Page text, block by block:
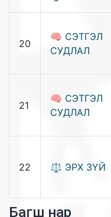
20
🧠 СЭТГЭЛ
СУДЛАЛ
21
🧠 СЭТГЭЛ
СУДЛАЛ
22 ⚖️ ЭРХ ЗҮЙ
Багш нар